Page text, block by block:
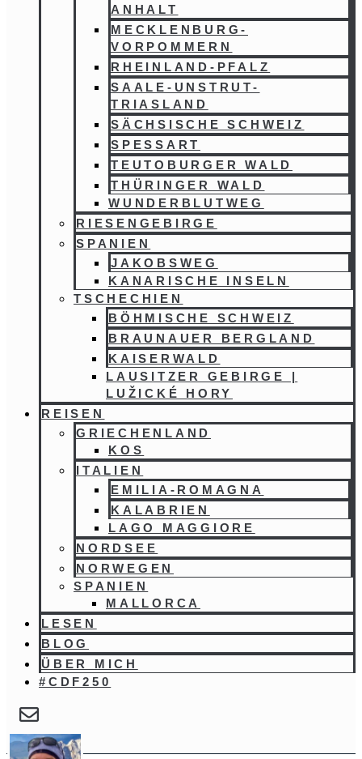
ANHALT
MECKLENBURG-
VORPOMMERN
RHEINLAND-PFALZ
SAALE-UNSTRUT-
TRIASLAND
SÄCHSISCHE SCHWEIZ
SPESSART
TEUTOBURGER WALD
THÜRINGER WALD
WUNDERBLUTWEG
RIESENGEBIRGE
SPANIEN
JAKOBSWEG
KANARISCHE INSELN
TSCHECHIEN
BÖHMISCHE SCHWEIZ
BRAUNAUER BERGLAND
KAISERWALD
LAUSITZER GEBIRGE |
LUŽICKÉ HORY
REISEN
GRIECHENLAND
KOS
ITALIEN
EMILIA-ROMAGNA
KALABRIEN
LAGO MAGGIORE
NORDSEE
NORWEGEN
SPANIEN
MALLORCA
LESEN
BLOG
ÜBER MICH
#CDF250